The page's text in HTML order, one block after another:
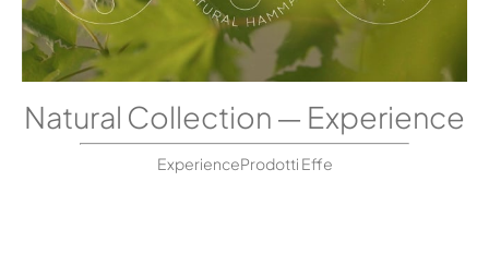
Natural Collection — Experience
ExperienceProdotti Effe